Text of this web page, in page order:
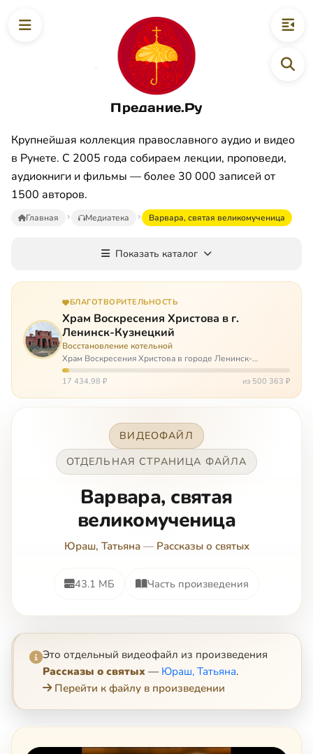
Предание.Ру
Крупнейшая коллекция православного аудио и видео
в Рунете. С 2005 года собираем лекции, проповеди,
аудиокниги и фильмы — более 30 000 записей от
1500 авторов.
Главная Медиатека Варвара, святая великомученица
Показать каталог
БЛАГОТВОРИТЕЛЬНОСТЬ
Храм Воскресения Христова в г.
Ленинск-Кузнецкий
Восстановление котельной
Храм Воскресения Христова в городе Ленинск-
Кузнецкий в Кемеровской области – совсем новый, он
открылся всего 20 назад. И сейчас храм может вообще
17 434,98 ₽ из 500 363 ₽
ВИДЕОФАЙЛ
ОТДЕЛЬНАЯ СТРАНИЦА ФАЙЛА
Варвара, святая
великомученица
Юраш, Татьяна— Рассказы о святых
43.1 МБ Часть произведения
Это отдельный видеофайл из произведения
Рассказы о святых — Юраш, Татьяна.
Перейти к файлу в произведении